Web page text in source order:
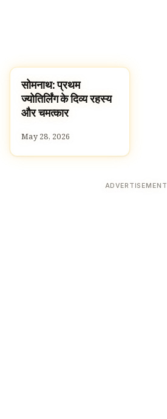
TEMPLES
सोमनाथ: प्रथम
ज्योतिर्लिंग के दिव्य रहस्य
और चमत्कार
May 28, 2026
ADVERTISEMENT